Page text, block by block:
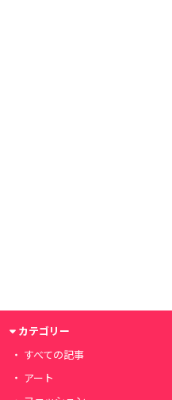
カテゴリー
すべての記事
アート